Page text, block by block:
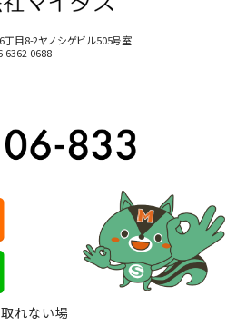
丁目8-2ヤノシゲビル505号室
0688
れない場